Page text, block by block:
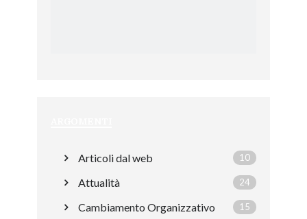
Articoli dal web 10
Attualità 24
Cambiamento Organizzativo 15